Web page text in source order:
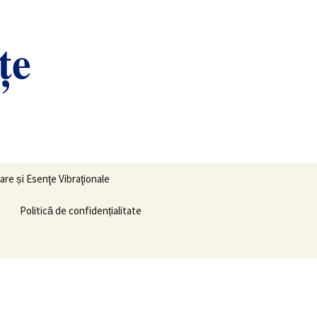
și Esenţe Vibraţionale
Politică de confidențialitate